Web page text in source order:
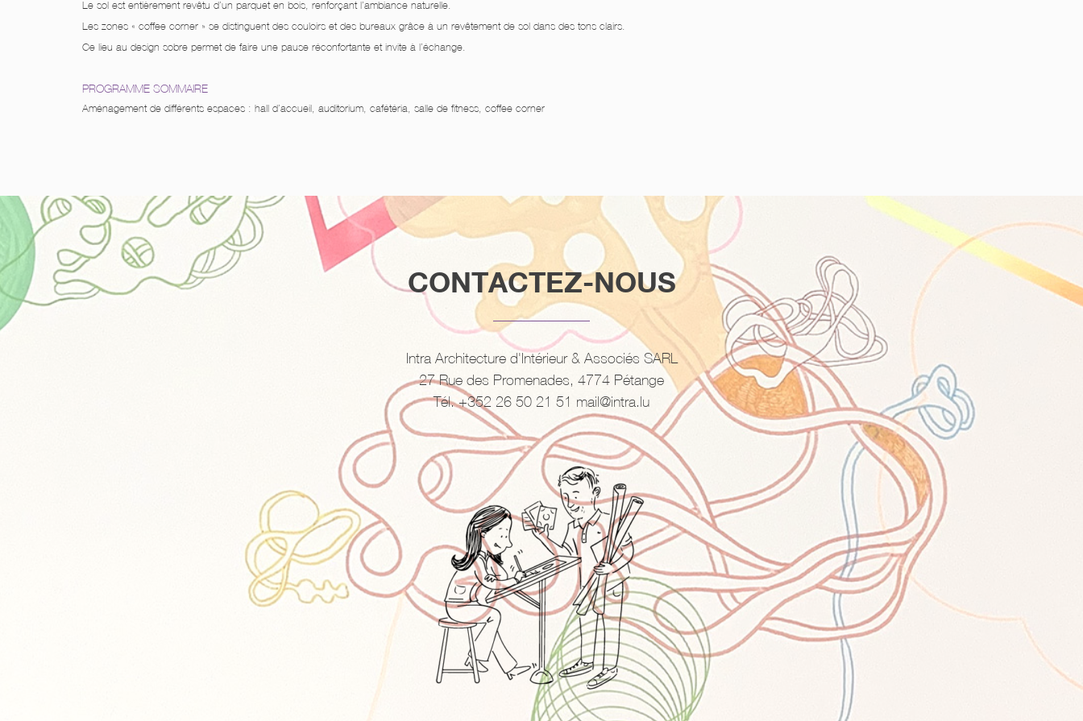
Le sol est entièrement revêtu d’un parquet en bois, renforçant l’ambiance naturelle.
Les zones « coffee corner » se distinguent des couloirs et des bureaux grâce à un revêtement de sol dans des tons clairs.
Ce lieu au design sobre permet de faire une pause réconfortante et invite à l’échange.
PROGRAMME SOMMAIRE
Aménagement de différents espaces : hall d’accueil, auditorium, cafétéria, salle de fitness, coffee corner
CONTACTEZ-NOUS
Intra Architecture d'Intérieur & Associés SARL
27 Rue des Promenades, 4774 Pétange
Tél. +352 26 50 21 51 mail@intra.lu